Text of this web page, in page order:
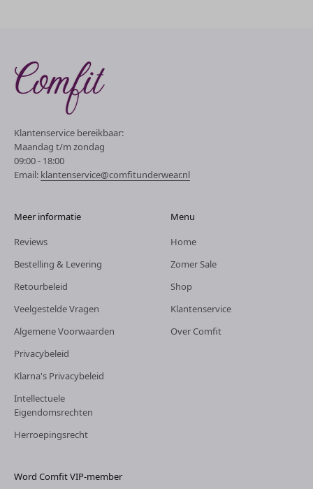
Klantenservice bereikbaar:
Maandag t/m zondag
09:00 - 18:00
Email: klantenservice@comfitunderwear.nl
Meer informatie
Reviews
Bestelling & Levering
Retourbeleid
Veelgestelde Vragen
Algemene Voorwaarden
Privacybeleid
Klarna's Privacybeleid
Intellectuele
Eigendomsrechten
Herroepingsrecht
Menu
Home
Zomer Sale
Shop
Klantenservice
Over Comfit
Word Comfit VIP-member